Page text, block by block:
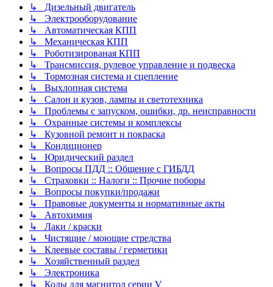
↳ Дизельный двигатель
↳ Электрооборудование
↳ Автоматическая КПП
↳ Механическая КПП
↳ Роботизированая КПП
↳ Трансмиссия, рулевое управление и подвеска
↳ Тормозная система и сцепление
↳ Выхлопная система
↳ Салон и кузов, лампы и светотехника
↳ Проблемы с запуском, ошибки, др. неисправности
↳ Охранные системы и комплексы
↳ Кузовной ремонт и покраска
↳ Кондиционер
↳ Юридический раздел
↳ Вопросы ПДД :: Общение с ГИБДД
↳ Страховки :: Налоги :: Прочие поборы
↳ Вопросы покупки/продажи
↳ Правовые документы и нормативные акты
↳ Автохимия
↳ Лаки / краски
↳ Чистящие / моющие стредства
↳ Клеевые составы / герметики
↳ Хозяйственный раздел
↳ Электроника
↳ Коды для магнитол серии V